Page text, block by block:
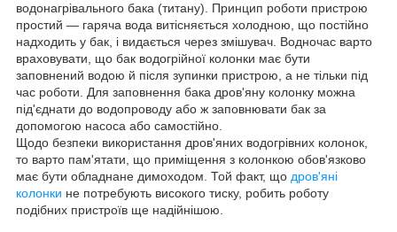
водонагрівального бака (титану). Принцип роботи пристрою
простий — гаряча вода витісняється холодною, що постійно
надходить у бак, і видається через змішувач. Водночас варто
враховувати, що бак водогрійної колонки має бути
заповнений водою й після зупинки пристрою, а не тільки під
час роботи. Для заповнення бака дров'яну колонку можна
під'єднати до водопроводу або ж заповнювати бак за
допомогою насоса або самостійно.
Щодо безпеки використання дров'яних водогрівних колонок,
то варто пам'ятати, що приміщення з колонкою обов'язково
має бути обладнане димоходом. Той факт, що дров'яні
колонки не потребують високого тиску, робить роботу
подібних пристроїв ще надійнішою.